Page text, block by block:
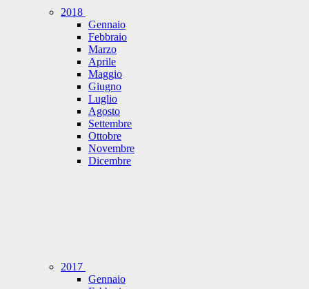
2018
Gennaio
Febbraio
Marzo
Aprile
Maggio
Giugno
Luglio
Agosto
Settembre
Ottobre
Novembre
Dicembre
2017
Gennaio